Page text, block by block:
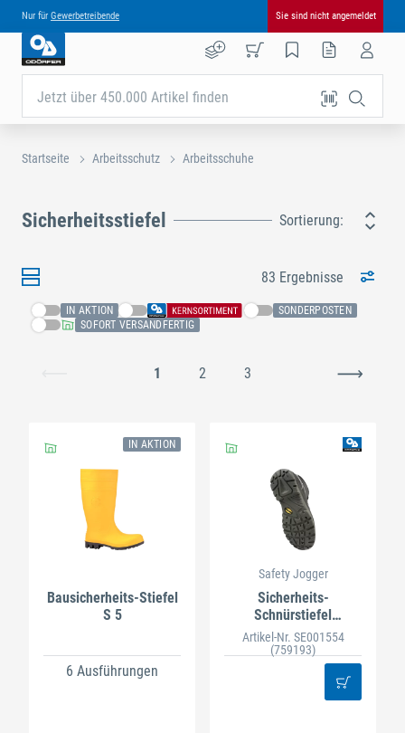
Nur für Gewerbetreibende Sie sind nicht angemeldet
Jetzt über 450.000 Artikel finden
Startseite Arbeitsschutz Arbeitsschuhe
Sicherheitsstiefel Sortierung:
83 Ergebnisse
IN AKTION
SONDERPOSTEN
SOFORT VERSANDFERTIG
1 2 3
IN AKTION
Bausicherheits-Stiefel
S 5
6 Ausführungen
Safety Jogger
Sicherheits-
Schnürstiefel
BESTBOY S 3 schwarz
Artikel-Nr. SE001554
(759193)